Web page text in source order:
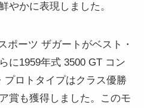
やかに表現しました。
ポーツ ザガートがベスト・
に1959年式 3500 GT コン
ロトタイプはクラス優勝
賞も獲得しました。このモ